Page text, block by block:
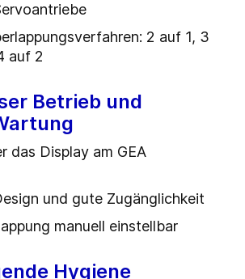
2 auf 1, 3
auf 2
Betrieb und
das Display am GEA
und gute Zugänglichkeit
manuell einstellbar
Hygiene